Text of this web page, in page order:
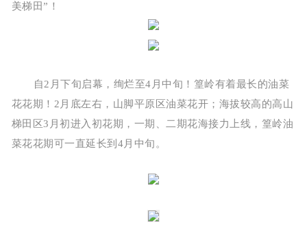
美梯田”！
自2月下旬启幕，绚烂至4月中旬！篁岭有着最长的油菜
花花期！2月底左右，山脚平原区油菜花开；海拔较高的高山
梯田区3月初进入初花期，一期、二期花海接力上线，篁岭油
菜花花期可一直延长到4月中旬。